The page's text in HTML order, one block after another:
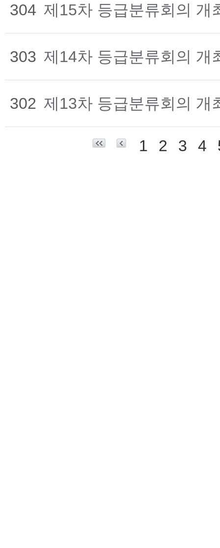
304 제15차 등급분류회의 개
303 제14차 등급분류회의 개
302 제13차 등급분류회의 개
1 2 3 4